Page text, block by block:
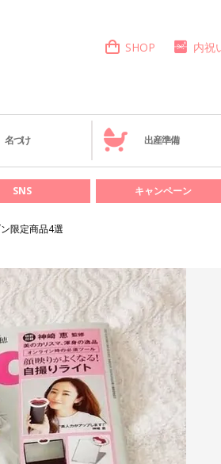
SHOP 内祝
名づけ 出産準備
SNS キャンペーン
限定商品4選